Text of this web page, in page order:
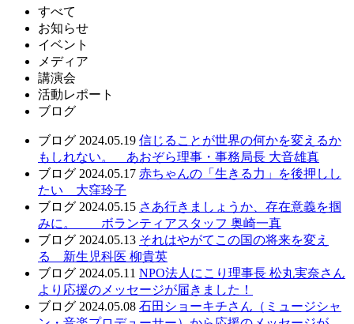
すべて
お知らせ
イベント
メディア
講演会
活動レポート
ブログ
ブログ 2024.05.19 信じることが世界の何かを変えるか
もしれない。 あおぞら理事・事務局長 大音雄真
ブログ 2024.05.17 赤ちゃんの「生きる力」を後押しし
たい 大窪玲子
ブログ 2024.05.15 さあ行きましょうか、存在意義を掴
みに。 ボランティアスタッフ 奥崎一真
ブログ 2024.05.13 それはやがてこの国の将来を変え
る 新生児科医 柳貴英
ブログ 2024.05.11 NPO法人にこり理事長 松丸実奈さん
より応援のメッセージが届きました！
ブログ 2024.05.08 石田ショーキチさん（ミュージシャ